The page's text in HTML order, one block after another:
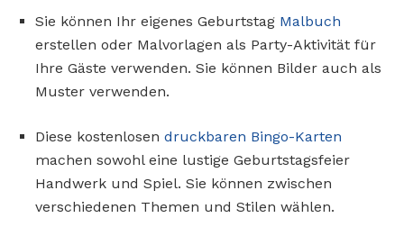
Sie können Ihr eigenes Geburtstag Malbuch
erstellen oder Malvorlagen als Party-Aktivität für
Ihre Gäste verwenden. Sie können Bilder auch als
Muster verwenden.
Diese kostenlosen druckbaren Bingo-Karten
machen sowohl eine lustige Geburtstagsfeier
Handwerk und Spiel. Sie können zwischen
verschiedenen Themen und Stilen wählen.